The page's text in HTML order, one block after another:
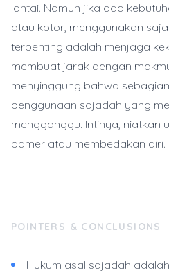
lantai. Namun jika ada
atau kotor, menggunakan
terpenting adalah menjaga
membuat jarak dengan
menyinggung bahwa
penggunaan sajadah yang
mengganggu. Intinya, niatkan
pamer atau membedakan diri.
POINTERS & CONCLUSIONS
Hukum asal sajadah